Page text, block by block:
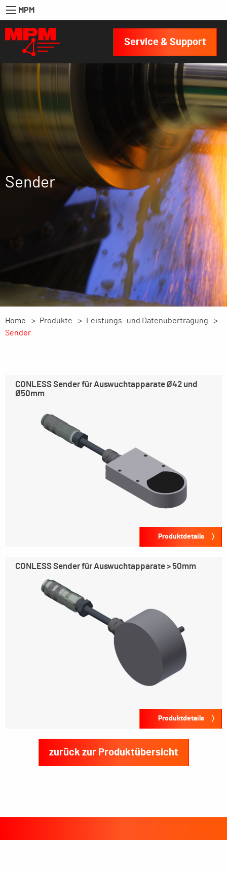
MPM
Service & Support
Sender
Home Produkte
Leistungs- und Datenübertragung
Sender
CONLESS Sender für Auswuchtapparate Ø42 und
Ø50mm
Produktdetails
CONLESS Sender für Auswuchtapparate > 50mm
Produktdetails
zurück zur Produktübersicht